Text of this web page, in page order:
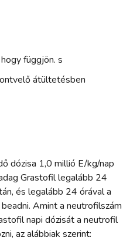
függjön. s
átültetésben
dózisa 1,0 millió E/kg/nap
Grastofil legalább 24
és legalább 24 órával a
Amint a neutrofilszám
napi dózisát a neutrofil
az alábbiak szerint: